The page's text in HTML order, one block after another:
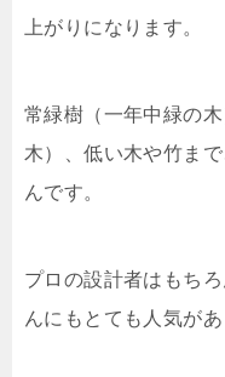
上がりになります。
常緑樹（一年中緑の
木）、低い木や竹ま
んです。
プロの設計者はもち
んにもとても人気があ